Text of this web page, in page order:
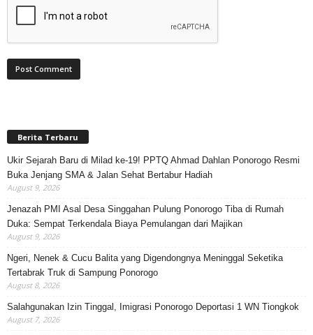
Berita Terbaru
Ukir Sejarah Baru di Milad ke-19! PPTQ Ahmad Dahlan Ponorogo Resmi
Buka Jenjang SMA & Jalan Sehat Bertabur Hadiah
August 9, 2026
Jenazah PMI Asal Desa Singgahan Pulung Ponorogo Tiba di Rumah
Duka: Sempat Terkendala Biaya Pemulangan dari Majikan
August 9, 2026
Ngeri, Nenek & Cucu Balita yang Digendongnya Meninggal Seketika
Tertabrak Truk di Sampung Ponorogo
August 8, 2026
Salahgunakan Izin Tinggal, Imigrasi Ponorogo Deportasi 1 WN Tiongkok
August 7, 2026